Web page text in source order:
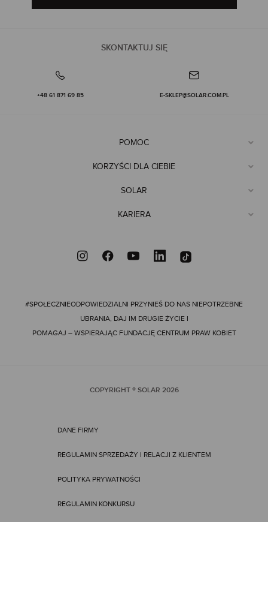
SKONTAKTUJ SIĘ
+48 61 871 69 85 E-SKLEP@SOLAR.COM.PL
POMOC
KORZYŚCI DLA CIEBIE
SOLAR
KARIERA
#SPOŁECZNIEODPOWIEDZIALNI PRZYNIEŚ DO NAS NIEPOTRZEBNE
UBRANIA, DAJ IM DRUGIE ŻYCIE I
POMAGAJ – WSPIERAJĄC FUNDACJĘ CENTRUM PRAW KOBIET
COPYRIGHT ® SOLAR 2026
DANE FIRMY
REGULAMIN SPRZEDAŻY I RELACJI Z KLIENTEM
POLITYKA PRYWATNOŚCI
REGULAMIN KONKURSU